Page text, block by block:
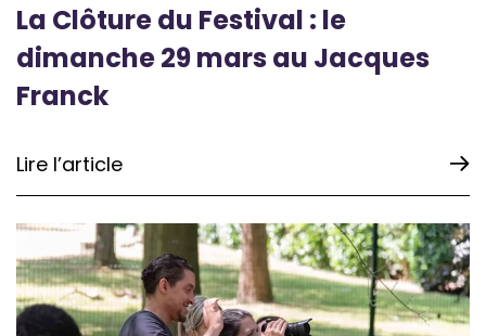
La Clôture du Festival : le
dimanche 29 mars au Jacques
Franck
Lire l’article